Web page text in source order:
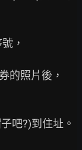
，
的照片後，
吧?)到住址。